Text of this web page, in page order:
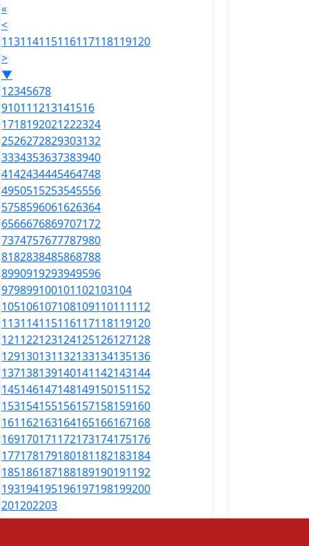
«
<
113114115116117118119120
>
▼
12345678
910111213141516
1718192021222324
2526272829303132
3334353637383940
4142434445464748
4950515253545556
5758596061626364
6566676869707172
7374757677787980
8182838485868788
8990919293949596
979899100101102103104
105106107108109110111112
113114115116117118119120
121122123124125126127128
129130131132133134135136
137138139140141142143144
145146147148149150151152
153154155156157158159160
161162163164165166167168
169170171172173174175176
177178179180181182183184
185186187188189190191192
193194195196197198199200
201202203